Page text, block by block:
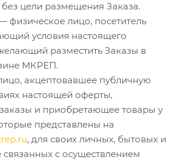
без цели размещения Заказа.
физическое лицо, посетитель
условия настоящего
разместить Заказы в
МКРЕП.
акцептовавшее публичную
настоящей оферты,
и приобретающее товары у
представлены на
, для своих личных, бытовых и
связанных с осуществлением